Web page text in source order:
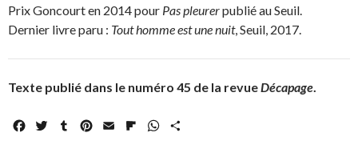
Prix Goncourt en 2014 pour Pas pleurerpublié au Seuil.
Dernier livre paru : Tout homme est une nuit, Seuil, 2017.
Texte publié dans le numéro 45 de la revueDécapage.
T
W